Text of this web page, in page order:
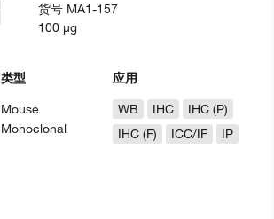
类型
Mouse
Monoclonal
应用
WB
IHC
IHC (P)
IHC (F)
ICC/IF IP
货号 MA1-157
100 µg